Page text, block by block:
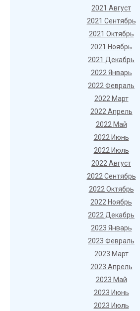
2021 Август
2021 Сентябрь
2021 Октябрь
2021 Ноябрь
2021 Декабрь
2022 Январь
2022 Февраль
2022 Март
2022 Апрель
2022 Май
2022 Июнь
2022 Июль
2022 Август
2022 Сентябрь
2022 Октябрь
2022 Ноябрь
2022 Декабрь
2023 Январь
2023 Февраль
2023 Март
2023 Апрель
2023 Май
2023 Июнь
2023 Июль